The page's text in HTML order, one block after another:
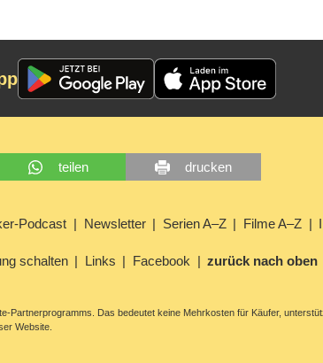
teilen drucken
Podcast Newsletter Serien A–Z Filme A–Z
schalten Links Facebook zurück nach oben
Partnerprogramms. Das bedeutet keine Mehrkosten für Käufer,
Website.